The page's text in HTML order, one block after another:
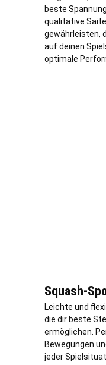
beste
qualitative
gewährleisten,
auf deinen
optimale
Squash-
Leichte und
die dir beste
ermöglichen.
Bewegungen
jeder